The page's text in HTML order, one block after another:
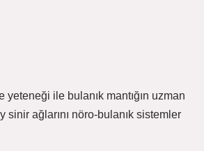
ile bulanık mantığın uzman
ağlarını nöro-bulanık sistemler